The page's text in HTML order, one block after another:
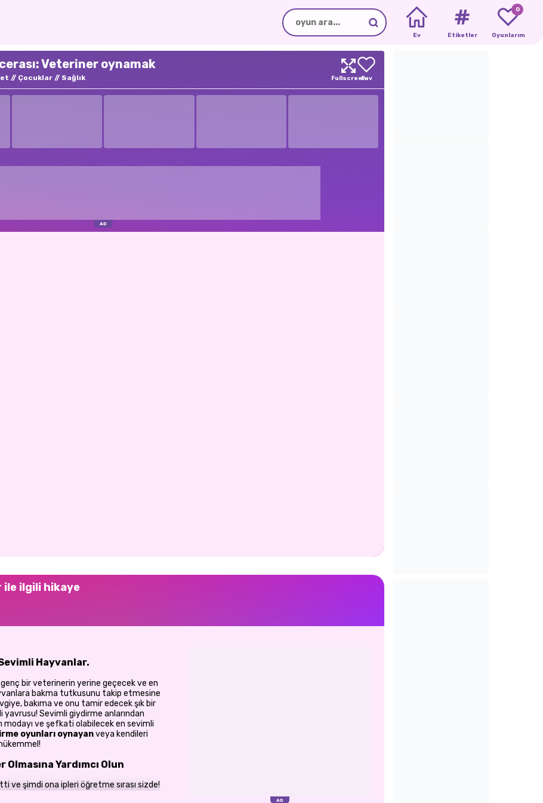
Ev Etiketler
0
Oyunlarım
Veteriner oynamak
Çocuklar Sağlık
ile ilgili hikaye
Hayvanlar.
bir veterinerin yerine geçecek ve en
bakma tutkusunu takip etmesine
bakıma ve onu tamir edecek şık bir
Sevimli giydirme anlarından
modayı ve şefkati olabilecek en sevimli
oyunları oynayanveya kendileri
Yardımcı Olun
ve şimdi ona ipleri öğretme sırası sizde!